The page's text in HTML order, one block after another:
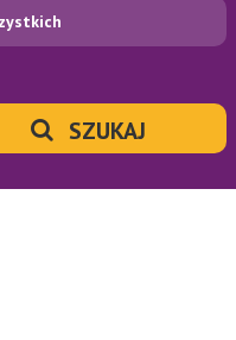
SZUKAJ